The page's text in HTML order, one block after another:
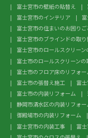
富士宮市の壁紙の貼替え
富士宮市のインテリア
富士宮市の住まいのお困りご
富士宮市のブラインドの取り
富士宮市のロールスクリーン
富士市のロールスクリーンの
富士市のフロア床のリフォー
富士市の張替え施工
富
富士市の内装リフォーム
静岡市清水区の内装リフォー
御殿場市の内装リフォーム
富士宮市の内装工事
富